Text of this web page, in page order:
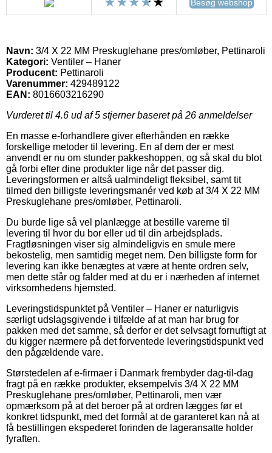
Besøg webshop
Navn: 3/4 X 22 MM Preskuglehane pres/omløber, Pettinaroli
Kategori: Ventiler – Haner
Producent: Pettinaroli
Varenummer: 429489122
EAN: 8016603216290
Vurderet til 4.6 ud af 5 stjerner baseret på 26 anmeldelser
En masse e-forhandlere giver efterhånden en række
forskellige metoder til levering. En af dem der er mest
anvendt er nu om stunder pakkeshoppen, og så skal du blot
gå forbi efter dine produkter lige når det passer dig.
Leveringsformen er altså ualmindeligt fleksibel, samt tit
tilmed den billigste leveringsmanér ved køb af 3/4 X 22 MM
Preskuglehane pres/omløber, Pettinaroli.
Du burde lige så vel planlægge at bestille varerne til
levering til hvor du bor eller ud til din arbejdsplads.
Fragtløsningen viser sig almindeligvis en smule mere
bekostelig, men samtidig meget nem. Den billigste form for
levering kan ikke benægtes at være at hente ordren selv,
men dette står og falder med at du er i nærheden af internet
virksomhedens hjemsted.
Leveringstidspunktet på Ventiler – Haner er naturligvis
særligt udslagsgivende i tilfælde af at man har brug for
pakken med det samme, så derfor er det selvsagt fornuftigt at
du kigger nærmere på det forventede leveringstidspunkt ved
den pågældende vare.
Størstedelen af e-firmaer i Danmark frembyder dag-til-dag
fragt på en række produkter, eksempelvis 3/4 X 22 MM
Preskuglehane pres/omløber, Pettinaroli, men vær
opmærksom på at det beroer på at ordren lægges før et
konkret tidspunkt, med det formål at de garanteret kan nå at
få bestillingen ekspederet forinden de lageransatte holder
fyraften.